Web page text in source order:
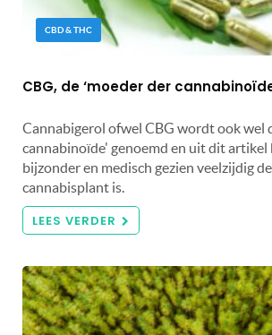
CBD & THC
CBG, de ‘moeder der
Cannabigerol ofwel CBG wordt ook wel
cannabinoïde' genoemd en uit dit
bijzonder en medisch gezien veelzijdig
cannabisplant is.
LEES VERDER